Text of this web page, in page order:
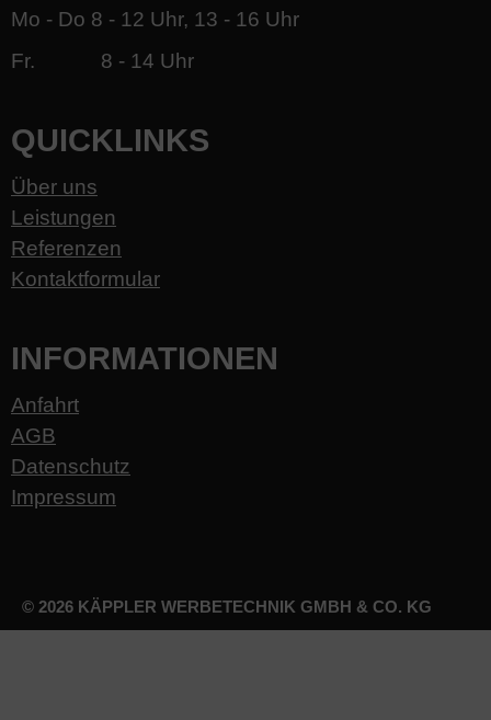
Mo - Do 8 - 12 Uhr, 13 - 16 Uhr
Fr. 8 - 14 Uhr
QUICKLINKS
Über uns
Leistungen
Referenzen
Kontaktformular
INFORMATIONEN
Anfahrt
AGB
Datenschutz
Impressum
© 2026 KÄPPLER WERBETECHNIK GMBH & CO. KG